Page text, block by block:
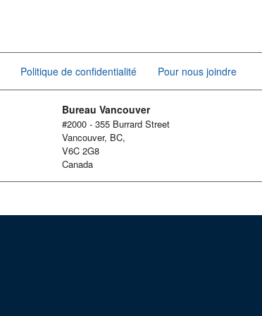
Politique de confidentialité Pour nous joindre
Bureau Vancouver
#2000 - 355 Burrard Street
Vancouver, BC,
V6C 2G8
Canada